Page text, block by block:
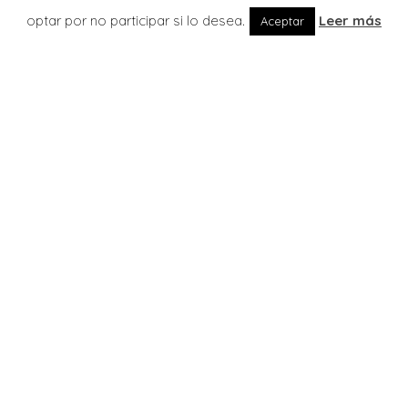
optar por no participar si lo desea.
Aceptar Leer más